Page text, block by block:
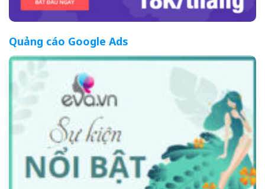
Quảng cáo Google Ads